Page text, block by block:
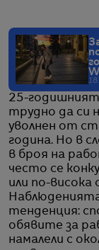
25-годишният
трудно да си
уволнен от
година. Но в
в броя на
често се
или по-
тенденция:
обявите за
намалели с